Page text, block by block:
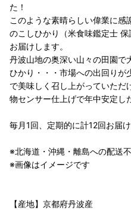
た！
このような素晴らしい偉業に感
のこしひかり（米食味鑑定士
お届けします。
丹波山地の奥深い山々の田園で
ひかり・・・市場への出回りが
で美味しく召し上がっていただ
物センサー仕上げで年中安定し
毎月1回、定期的に計12回お届け
※北海道・沖縄・離島への配送
※画像はイメージです
【産地】京都府丹波産